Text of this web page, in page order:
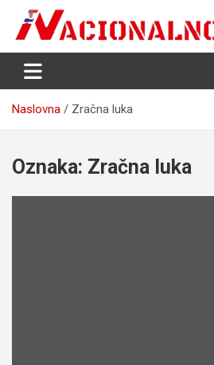
content
NacionalnoPlus.hr
Nacija želi znati više
Naslovna Zračna luka
Oznaka: Zračna luka